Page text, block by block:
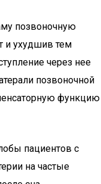
позвоночную
и ухудшив тем
через нее
позвоночной
функцию
пациентов с
на частые